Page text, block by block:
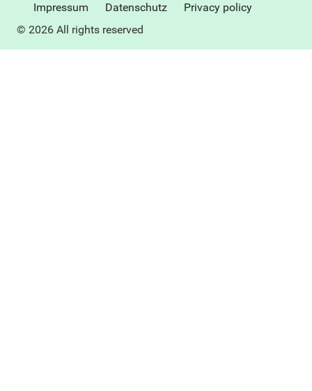
Impressum Datenschutz
Privacy policy
© 2026 All rights reserved